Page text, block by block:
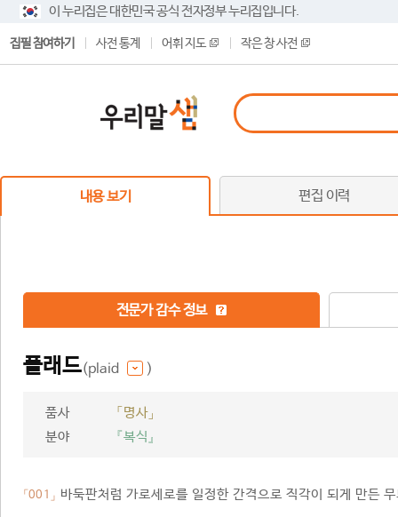
이 누리집은 대한민국 공식 전자정부 누리집입니다.
집필 참여하기 사전 통계 어휘 지도 작은 창 사전
내용 보기 편집 이력
전문가 감수 정보
플래드(plaid )
품사
「명사」
분야
『복식』
「001」 바둑판처럼 가로세로를 일정한 간격으로 직각이 되게 만든